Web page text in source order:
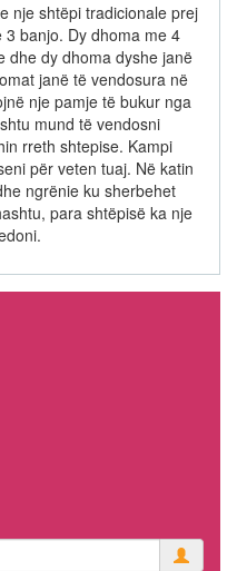
nje shtëpi tradicionale prej
banjo. Dy dhoma me 4
dhe dy dhoma dyshe janë
janë të vendosura në
nje pamje të bukur nga
mund të vendosni
rreth shtepise. Kampi
për veten tuaj. Në katin
ngrënie ku sherbehet
para shtëpisë ka nje